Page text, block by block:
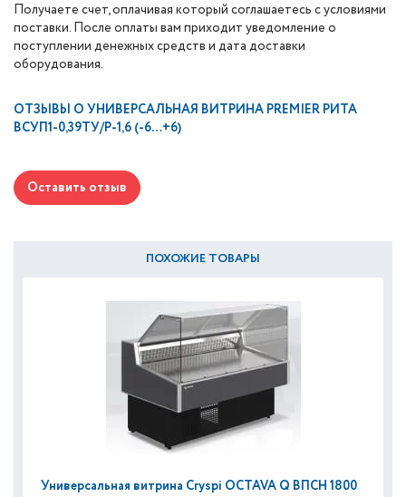
Получаете счет, оплачивая который соглашаетесь с условиями
поставки. После оплаты вам приходит уведомление о
поступлении денежных средств и дата доставки
оборудования.
ОТЗЫВЫ О УНИВЕРСАЛЬНАЯ ВИТРИНА PREMIER РИТА
ВСУП1-0,39ТУ/Р-1,6 (-6…+6)
Оставить отзыв
ПОХОЖИЕ ТОВАРЫ
Универсальная витрина Cryspi OCTAVA Q ВПСН 1800